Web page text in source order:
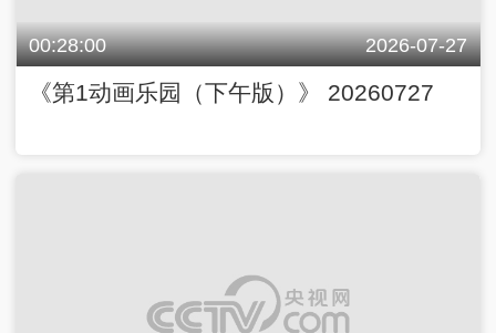
00:28:00 2026-07-27
《第1动画乐园（下午版）》 20260727